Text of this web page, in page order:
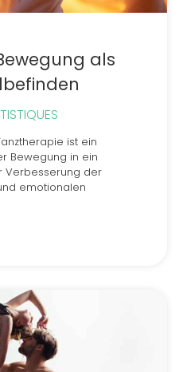
als
ist ein
Bewegung in ein
Verbesserung der
emotionalen